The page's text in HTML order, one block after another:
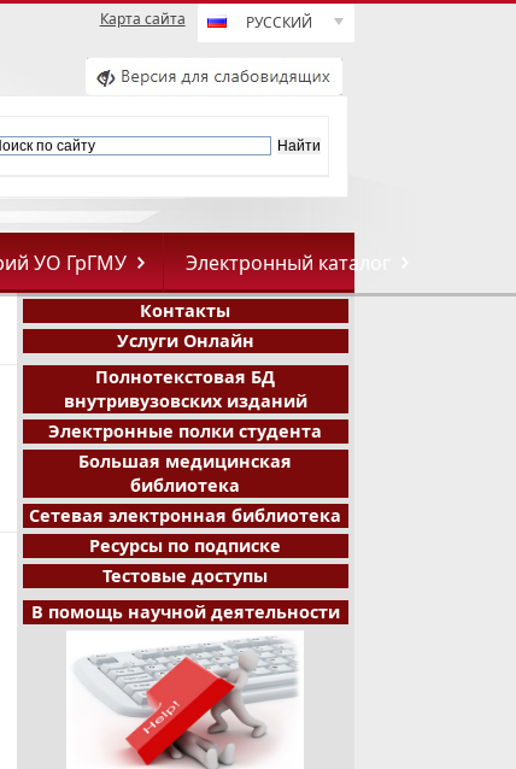
Карта сайта РУССКИЙ
УО ГрГМУ Электронный каталог
Контакты
Услуги Онлайн
Полнотекстовая БД
внутривузовских изданий
Электронные полки студента
Большая медицинская
библиотека
Сетевая электронная библиотека
Ресурсы по подписке
Тестовые доступы
В помощь научной деятельности